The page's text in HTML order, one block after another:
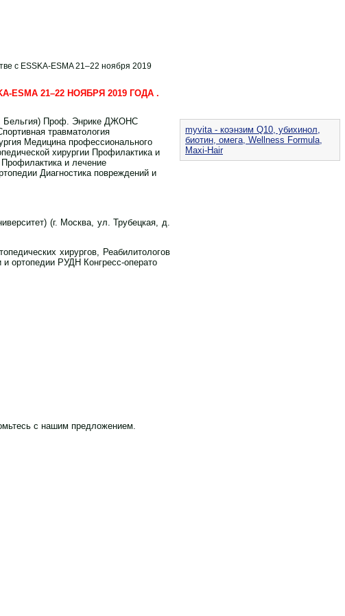
с ESSKA-ESMA 21–22 ноября 2019
21–22 НОЯБРЯ 2019 ГОДА .
Бельгия) Проф. Энрике ДЖОНС
травматология
Медицина профессионального
хирургии Профилактика и
и лечение
Диагностика повреждений и
(г. Москва, ул. Трубецкая, д.
хирургов, Реабилитологов
ортопедии РУДН Конгресс-операто
с нашим предложением.
myvita - коэнзим Q10, убихинол,
биотин, омега, Wellness Formula,
Maxi-Hair